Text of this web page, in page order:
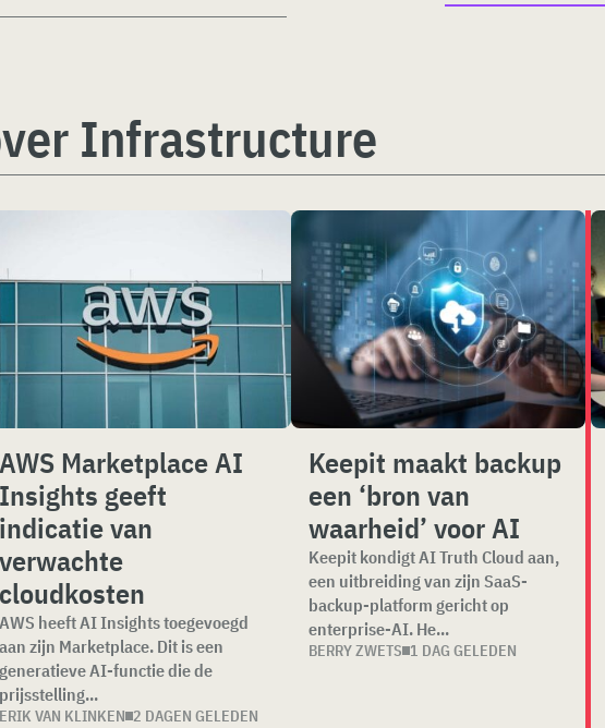
Infrastructure
AWS Marketplace AI
Insights geeft
indicatie van
verwachte
cloudkosten
AWS heeft AI Insights toegevoegd
aan zijn Marketplace. Dit is een
generatieve AI-functie die de
prijsstelling...
ERIK VAN KLINKEN 2 DAGEN GELEDEN
Keepit maakt backup
een ‘bron van
waarheid’ voor AI
Keepit kondigt AI Truth Cloud aan,
een uitbreiding van zijn SaaS-
backup-platform gericht op
enterprise-AI. He...
BERRY ZWETS 1 DAG GELEDEN